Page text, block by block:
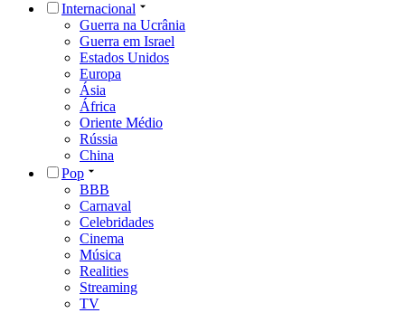
Internacional
Guerra na Ucrânia
Guerra em Israel
Estados Unidos
Europa
Ásia
África
Oriente Médio
Rússia
China
Pop
BBB
Carnaval
Celebridades
Cinema
Música
Realities
Streaming
TV